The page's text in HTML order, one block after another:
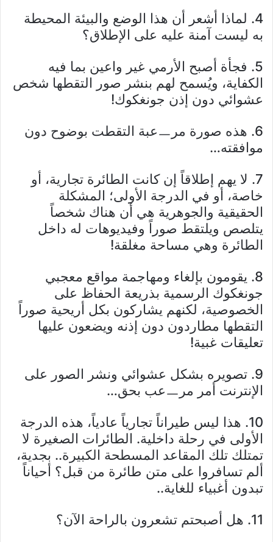
4. لماذا أشعر أن هذا الوضع والبيئة المحيطة
به ليست آمنة عليه على الإطلاق؟
5. فجأة أصبح الأرمي غير واعين بما فيه
الكفاية، ويُسمح لهم بنشر صور التقطها شخص
عشوائي دون إذن جونغكوك!
6. هذه صورة مرㅡعبة التقطت بوضوح دون
موافقته…
7. لا يهم إطلاقاً إن كانت الطائرة تجارية، أو
خاصة، أو في الدرجة الأولى؛ المشكلة
الحقيقية والجوهرية هي أن هناك شخصاً
يتلصص ويلتقط صوراً وفيديوهات له داخل
الطائرة وهي مساحة مغلقة!
8. يقومون بإلغاء ومهاجمة مواقع معجبي
جونغكوك الرسمية بذريعة الحفاظ على
الخصوصية، لكنهم يشاركون بكل أريحية صوراً
التقطها مطاردون دون إذنه ويضعون عليها
تعليقات غبية!
9. تصويره بشكل عشوائي ونشر الصور على
الإنترنت أمر مرㅡعب بحق…
10. هذا ليس طيراناً تجارياً عادياً، هذه الدرجة
الأولى في رحلة داخلية. الطائرات الصغيرة لا
تمتلك تلك المقاعد المسطحة الكبيرة.. بجدية،
ألم تسافروا على متن طائرة من قبل؟ أحياناً
تبدون أغبياء للغاية..
11. هل أصبحتم تشعرون بالراحة الآن؟